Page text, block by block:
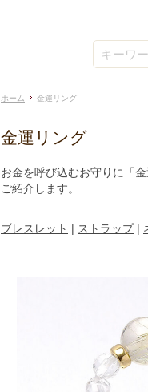
ホーム 金運リング
金運リング
お金を呼び込むお守りに「
ご紹介します。
ブレスレット | ストラップ|